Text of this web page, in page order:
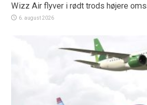
Wizz Air flyver i rødt trods højere
6. august 2026